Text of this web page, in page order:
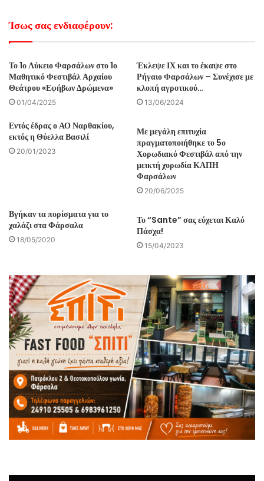
Ίσως σας ενδιαφέρουν:
Το 1ο Λύκειο Φαρσάλων στο 1ο
Μαθητικό Φεστιβάλ Αρχαίου
Θεάτρου «Εφήβων Δρώμενα»
01/04/2025
Έκλεψε ΙΧ και το έκαψε στο
Ρήγαιο Φαρσάλων – Συνέχισε με
κλοπή αγροτικού…
13/06/2024
Εντός έδρας ο ΑΟ Ναρθακίου,
εκτός η Θύελλα Βασιλί
20/01/2023
Με μεγάλη επιτυχία
πραγματοποιήθηκε το 5ο
Χορωδιακό Φεστιβάλ από την
μεικτή χορωδία ΚΑΠΗ
Φαρσάλων
20/06/2025
Βγήκαν τα πορίσματα για το
χαλάζι στα Φάρσαλα
18/05/2020
Το “Sante” σας εύχεται Καλό
Πάσχα!
15/04/2023